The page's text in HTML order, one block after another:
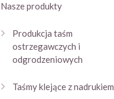
Nasze produkty
Produkcja taśm
ostrzegawczych i
odgrodzeniowych
Taśmy klejące z nadrukiem